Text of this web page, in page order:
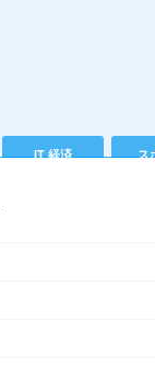
IT 経済 ス